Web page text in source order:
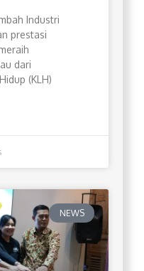
Industri
prestasi
dari
(KLH)
NEWS